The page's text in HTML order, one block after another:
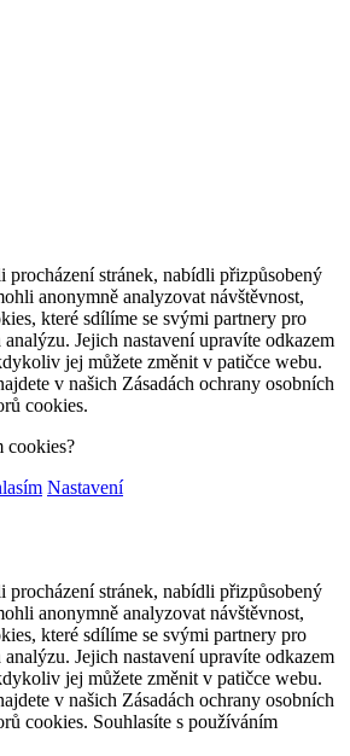
procházení stránek, nabídli přizpůsobený
anonymně analyzovat návštěvnost,
které sdílíme se svými partnery pro
Jejich nastavení upravíte odkazem
jej můžete změnit v patičce webu.
v našich Zásadách ochrany osobních
cookies.
cookies?
Nastavení
procházení stránek, nabídli přizpůsobený
anonymně analyzovat návštěvnost,
které sdílíme se svými partnery pro
Jejich nastavení upravíte odkazem
jej můžete změnit v patičce webu.
v našich Zásadách ochrany osobních
cookies. Souhlasíte s používáním